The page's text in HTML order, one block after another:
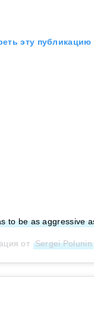
эту
to be as aggressive
от Sergei Polunin